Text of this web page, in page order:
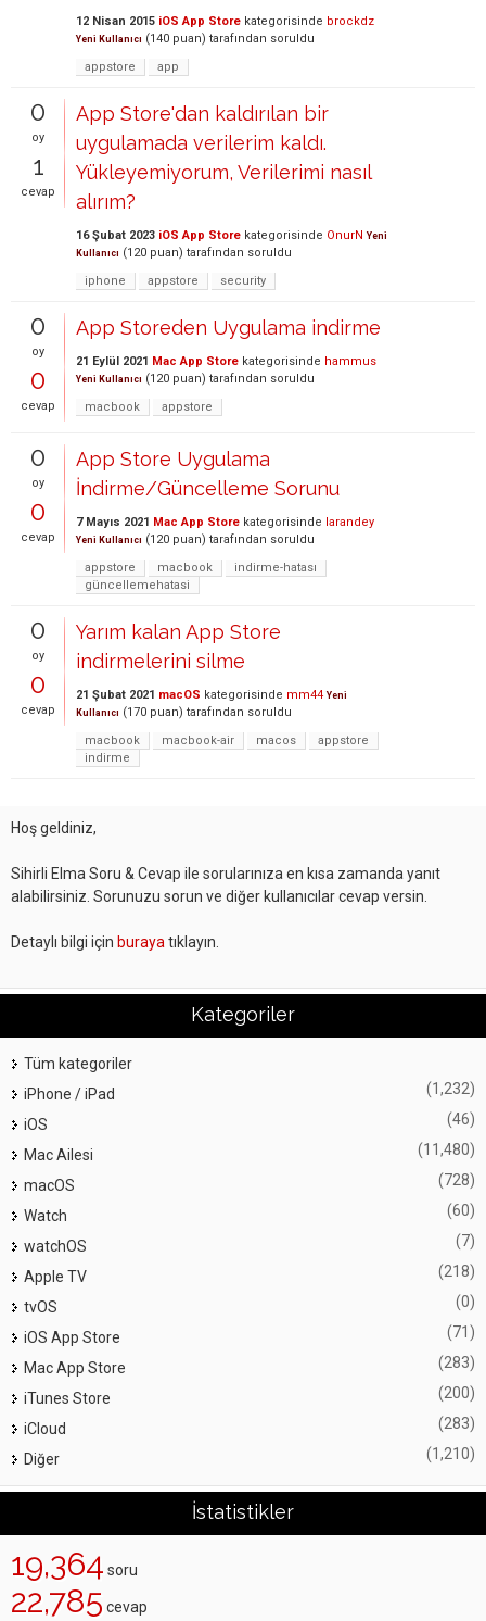
12 Nisan 2015 iOS App Store kategorisinde brockdz
Yeni Kullanıcı (140 puan) tarafından soruldu
appstore
app
0
oy
1
cevap
App Store'dan kaldırılan bir
uygulamada verilerim kaldı.
Yükleyemiyorum, Verilerimi nasıl
alırım?
16 Şubat 2023 iOS App Store kategorisinde OnurN Yeni
Kullanıcı (120 puan) tarafından soruldu
iphone
appstore security
0
oy
0
cevap
App Storeden Uygulama indirme
21 Eylül 2021 Mac App Store kategorisinde hammus
Yeni Kullanıcı (120 puan) tarafından soruldu
macbook
appstore
0
oy
0
cevap
App Store Uygulama
İndirme/Güncelleme Sorunu
7 Mayıs 2021 Mac App Store kategorisinde larandey
Yeni Kullanıcı (120 puan) tarafından soruldu
appstore
macbook
indirme-hatası
güncellemehatasi
0
oy
0
cevap
Yarım kalan App Store
indirmelerini silme
21 Şubat 2021 macOS kategorisinde mm44 Yeni
Kullanıcı (170 puan) tarafından soruldu
macbook
macbook-air macos
appstore
indirme
Hoş geldiniz,
Sihirli Elma Soru & Cevap ile sorularınıza en kısa zamanda yanıt
alabilirsiniz. Sorunuzu sorun ve diğer kullanıcılar cevap versin.
Detaylı bilgi için buraya tıklayın.
Kategoriler
Tüm kategoriler
iPhone / iPad
(1,232)
iOS (46)
Mac Ailesi (11,480)
macOS (728)
Watch (60)
watchOS (7)
Apple TV (218)
tvOS (0)
iOS App Store (71)
Mac App Store (283)
iTunes Store (200)
iCloud (283)
Diğer (1,210)
İstatistikler
19,364 soru
22,785 cevap